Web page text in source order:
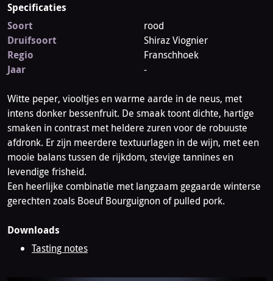
Specificaties
Soort
rood
Druifsoort
Shiraz Viognier
Regio
Franschhoek
Jaar
-
Witte peper, viooltjes en warme aarde in de neus, met
intens donker bessenfruit. De smaak toont dichte, hartige
smaken in contrast met heldere zuren voor de robuuste
afdronk. Er zijn meerdere textuurlagen in de wijn, met een
mooie balans tussen de rijkdom, stevige tannines en
levendige frisheid.
Een heerlijke combinatie met langzaam gegaarde winterse
gerechten zoals Boeuf Bourguignon of pulled pork.
Downloads
Tasting notes